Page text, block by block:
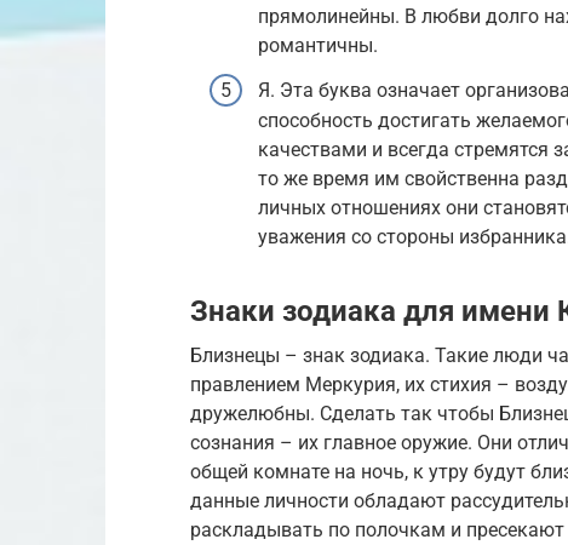
прямолинейны. В любви долго
романтичны.
Я. Эта буква означает
способность достигать
качествами и всегда стремятся
то же время им свойственна
личных отношениях они
уважения со стороны
Знаки зодиака для имени
Близнецы – знак зодиака. Такие люди
правлением Меркурия, их стихия –
дружелюбны. Сделать так чтобы
сознания – их главное оружие. Они
общей комнате на ночь, к утру будут
данные личности обладают
раскладывать по полочкам и